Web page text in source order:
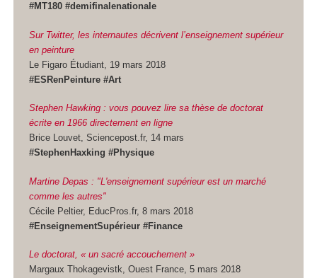
#MT180 #demifinalenationale
Sur Twitter, les internautes décrivent l’enseignement supérieur
en peinture
Le Figaro Étudiant, 19 mars 2018
#ESRenPeinture #Art
Stephen Hawking : vous pouvez lire sa thèse de doctorat
écrite en 1966 directement en ligne
Brice Louvet, Sciencepost.fr, 14 mars
#StephenHaxking #Physique
Martine Depas : "L'enseignement supérieur est un marché
comme les autres"
Cécile Peltier, EducPros.fr, 8 mars 2018
#EnseignementSupérieur #Finance
Le doctorat, « un sacré accouchement »
Margaux Thokagevistk, Ouest France, 5 mars 2018